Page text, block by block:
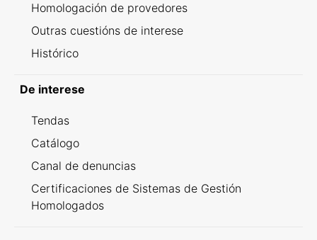
Homologación de provedores
Outras cuestións de interese
Histórico
De interese
Tendas
Catálogo
Canal de denuncias
Certificaciones de Sistemas de Gestión
Homologados